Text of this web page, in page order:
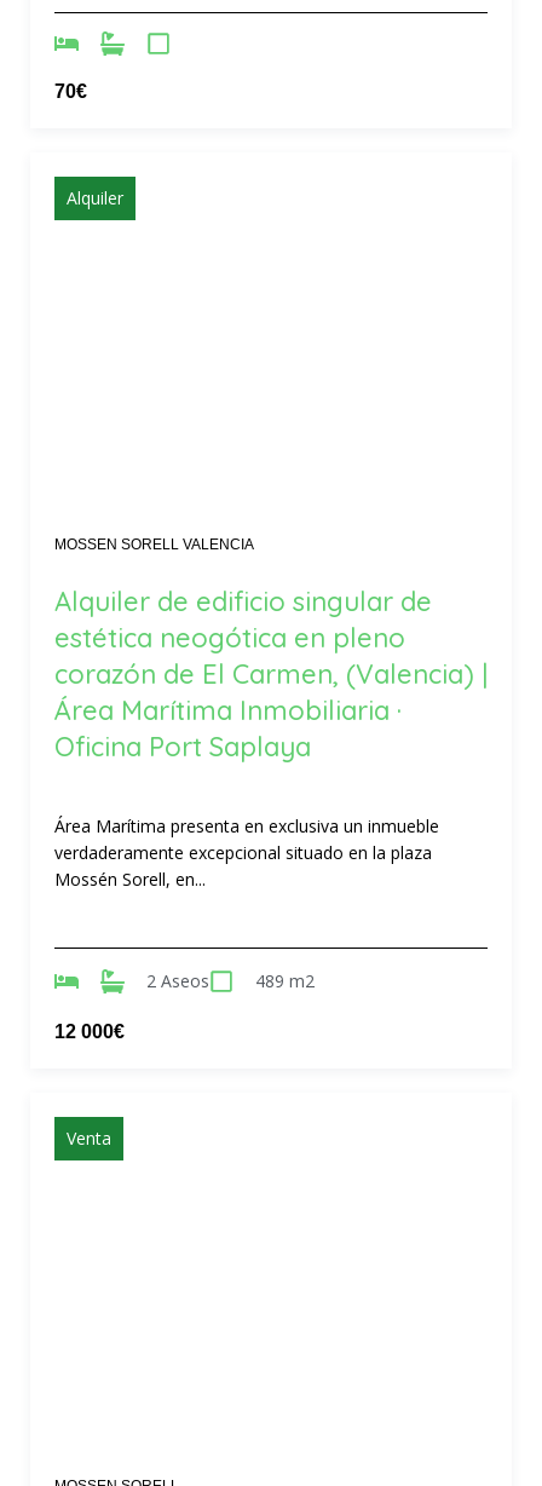
70€
Alquiler
MOSSEN SORELL VALENCIA
Alquiler de edificio singular de
estética neogótica en pleno
corazón de El Carmen, (Valencia) |
Área Marítima Inmobiliaria ·
Oficina Port Saplaya
Área Marítima presenta en exclusiva un inmueble
verdaderamente excepcional situado en la plaza
Mossén Sorell, en...
2 Aseos 489 m2
12 000€
Venta